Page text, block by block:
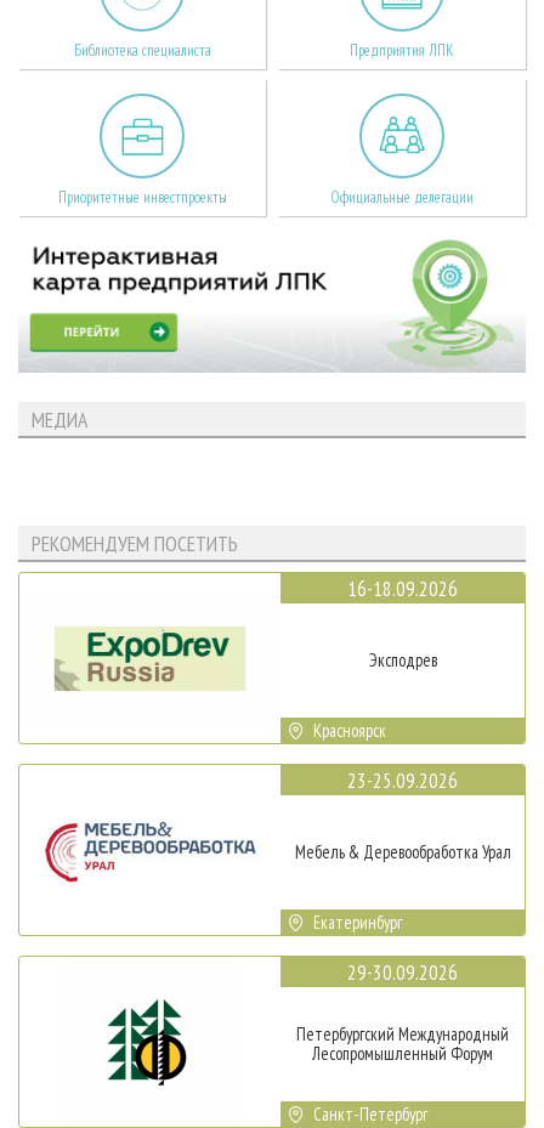
Библиотека специалиста Предприятия ЛПК
Приоритетные инвестпроекты Официальные делегации
МЕДИА
РЕКОМЕНДУЕМ ПОСЕТИТЬ
16-18.09.2026
Эксподрев
Красноярск
23-25.09.2026
Мебель & Деревообработка Урал
Екатеринбург
29-30.09.2026
Петербургский Международный
Лесопромышленный Форум
Санкт-Петербург